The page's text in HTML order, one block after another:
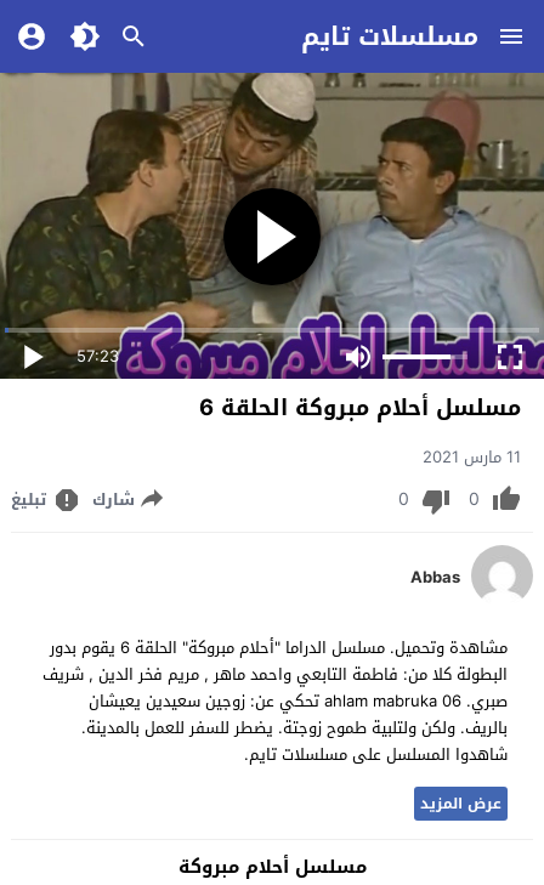
مسلسلات تايم
57:23
مسلسل أحلام مبروكة الحلقة 6
11 مارس 2021
0
0 شارك تبليغ
Abbas
مشاهدة وتحميل. مسلسل الدراما "أحلام مبروكة" الحلقة 6 يقوم بدور
البطولة كلا من: فاطمة التابعي واحمد ماهر , مريم فخر الدين , شريف
صبري. ahlam mabruka 06 تحكي عن: زوجين سعيدين يعيشان
بالريف. ولكن ولتلبية طموح زوجتة. يضطر للسفر للعمل بالمدينة.
شاهدوا المسلسل على مسلسلات تايم.
عرض المزيد
مسلسل أحلام مبروكة